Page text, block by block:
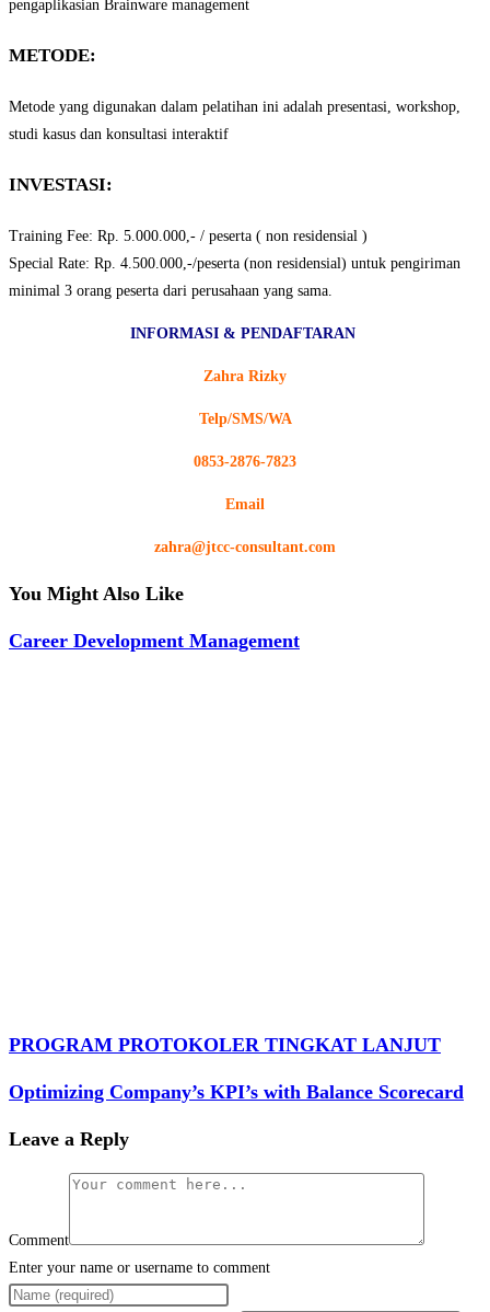
pengaplikasian Brainware management
METODE:
Metode yang digunakan dalam pelatihan ini adalah presentasi, workshop,
studi kasus dan konsultasi interaktif
INVESTASI:
Training Fee: Rp. 5.000.000,- / peserta ( non residensial )
Special Rate: Rp. 4.500.000,-/peserta (non residensial) untuk pengiriman
minimal 3 orang peserta dari perusahaan yang sama.
INFORMASI & PENDAFTARAN
Zahra Rizky
Telp/SMS/WA
0853-2876-7823
Email
zahra@jtcc-consultant.com
You Might Also Like
Career Development Management
PROGRAM PROTOKOLER TINGKAT LANJUT
Optimizing Company’s KPI’s with Balance Scorecard
Leave a Reply
Comment
Enter your name or username to comment